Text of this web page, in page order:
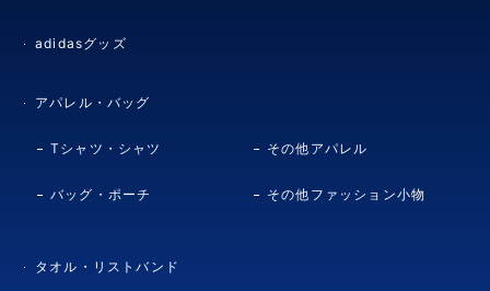
adidasグッズ
アパレル・バッグ
Tシャツ・シャツ その他アパレル
バッグ・ポーチ その他ファッション小物
タオル・リストバンド